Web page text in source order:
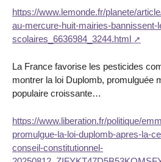
https://www.lemonde.fr/planete/
au-mercure-huit-mairies-bannissent-
scolaires_6636984_3244.html
La France favorise les pesticides
montrer la loi Duplomb, promulguée
populaire croissante…
https://www.liberation.fr/politique/
promulgue-la-loi-duplomb-apres-la-
conseil-constitutionnel-